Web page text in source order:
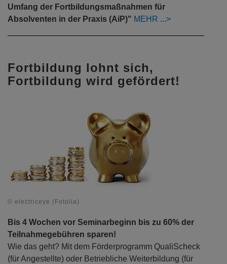
Umfang der Fortbildungsmaßnahmen für
Absolventen in der Praxis (AiP)" MEHR
Fortbildung lohnt sich,
Fortbildung wird gefördert!
© electriceye (Fotolia)
Bis 4 Wochen vor Seminarbeginn bis zu 60% der
Teilnahmegebühren sparen!
Wie das geht? Mit dem Förderprogramm QualiScheck
(für Angestellte) oder Betriebliche Weiterbildung (für